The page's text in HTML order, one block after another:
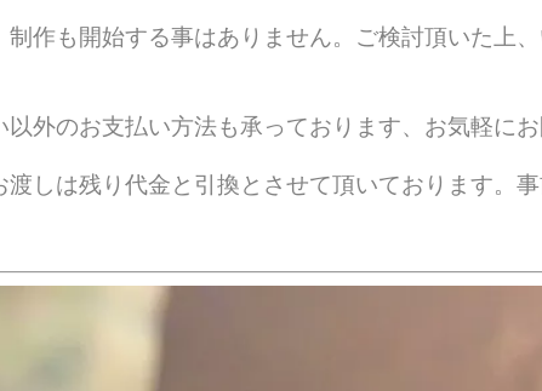
作も開始する事はありません。ご検討頂いた上
外のお支払い方法も承っております、お気軽にお
しは残り代金と引換とさせて頂いております。